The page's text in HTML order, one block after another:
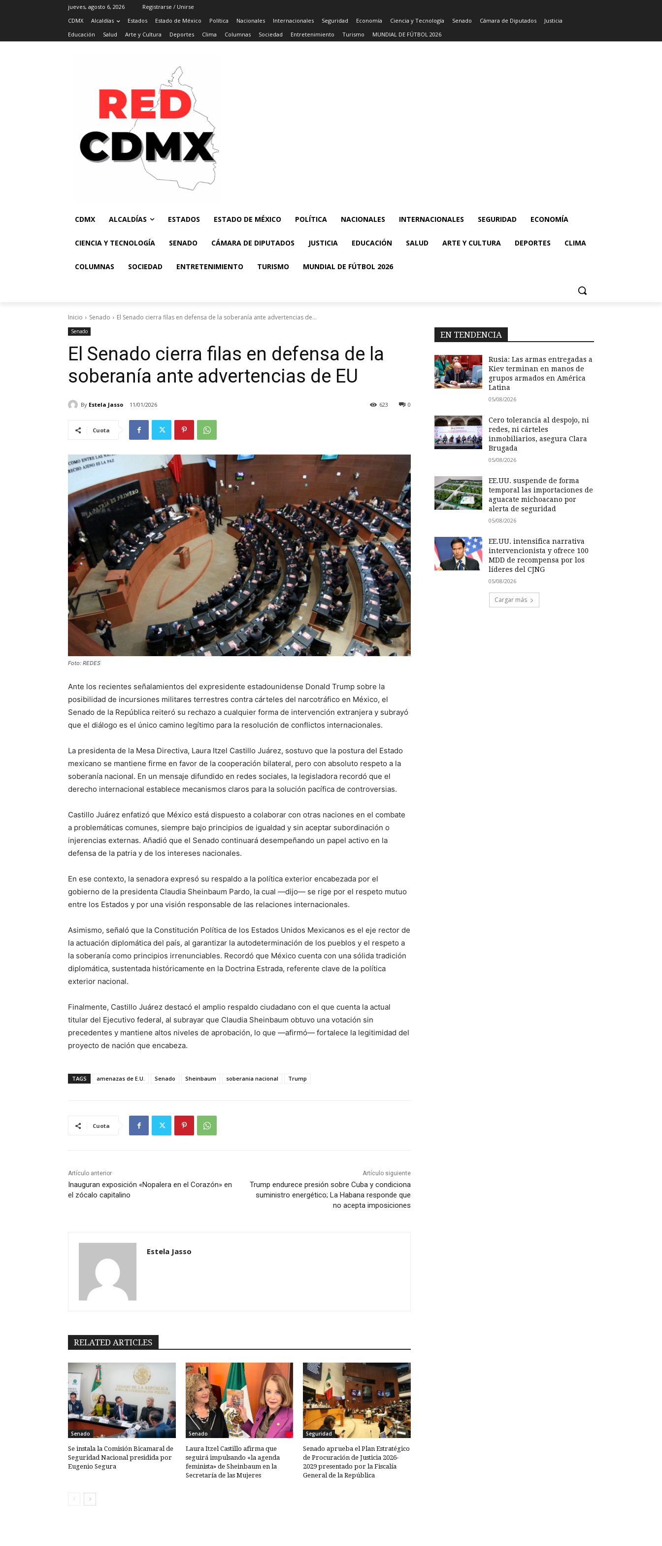
jueves, agosto 6, 2026
Registrarse / Unirse
CDMX
Alcaldías Estados Estado de México Política Nacionales Internacionales Seguridad Economía Ciencia y Tecnología Senado Cámara de Diputados
Justicia
Educación
Salud Arte y Cultura Deportes Clima Columnas Sociedad Entretenimiento Turismo MUNDIAL DE FÚTBOL 2026
CDMX ALCALDÍAS ESTADOS ESTADO DE MÉXICO POLÍTICA NACIONALES INTERNACIONALES SEGURIDAD ECONOMÍA
CIENCIA Y TECNOLOGÍA SENADO CÁMARA DE DIPUTADOS JUSTICIA EDUCACIÓN SALUD ARTE Y CULTURA DEPORTES CLIMA
COLUMNAS SOCIEDAD ENTRETENIMIENTO TURISMO MUNDIAL DE FÚTBOL 2026
Inicio Senado El Senado cierra filas en defensa de la soberanía ante advertencias de...
Senado
El Senado cierra filas en defensa de la
soberanía ante advertencias de EU
By Estela Jasso 11/01/2026 0
623
Cuota
Foto: REDES
Ante los recientes señalamientos del expresidente estadounidense Donald Trump sobre la
posibilidad de incursiones militares terrestres contra cárteles del narcotráfico en México, el
Senado de la República reiteró su rechazo a cualquier forma de intervención extranjera y subrayó
que el diálogo es el único camino legítimo para la resolución de conflictos internacionales.
La presidenta de la Mesa Directiva, Laura Itzel Castillo Juárez, sostuvo que la postura del Estado
mexicano se mantiene firme en favor de la cooperación bilateral, pero con absoluto respeto a la
soberanía nacional. En un mensaje difundido en redes sociales, la legisladora recordó que el
derecho internacional establece mecanismos claros para la solución pacífica de controversias.
Castillo Juárez enfatizó que México está dispuesto a colaborar con otras naciones en el combate
a problemáticas comunes, siempre bajo principios de igualdad y sin aceptar subordinación o
injerencias externas. Añadió que el Senado continuará desempeñando un papel activo en la
defensa de la patria y de los intereses nacionales.
En ese contexto, la senadora expresó su respaldo a la política exterior encabezada por el
gobierno de la presidenta Claudia Sheinbaum Pardo, la cual —dijo— se rige por el respeto mutuo
entre los Estados y por una visión responsable de las relaciones internacionales.
Asimismo, señaló que la Constitución Política de los Estados Unidos Mexicanos es el eje rector de
la actuación diplomática del país, al garantizar la autodeterminación de los pueblos y el respeto a
la soberanía como principios irrenunciables. Recordó que México cuenta con una sólida tradición
diplomática, sustentada históricamente en la Doctrina Estrada, referente clave de la política
exterior nacional.
Finalmente, Castillo Juárez destacó el amplio respaldo ciudadano con el que cuenta la actual
titular del Ejecutivo federal, al subrayar que Claudia Sheinbaum obtuvo una votación sin
precedentes y mantiene altos niveles de aprobación, lo que —afirmó— fortalece la legitimidad del
proyecto de nación que encabeza.
TAGS amenazas de E.U. Senado Sheinbaum soberania nacional Trump
Cuota
Artículo anterior
Inauguran exposición «Nopalera en el Corazón» en
el zócalo capitalino
Artículo siguiente
Trump endurece presión sobre Cuba y condiciona
suministro energético; La Habana responde que
no acepta imposiciones
Estela Jasso
RELATED ARTICLES
Senado
Se instala la Comisión Bicamaral de
Seguridad Nacional presidida por
Eugenio Segura
Senado
Laura Itzel Castillo afirma que
seguirá impulsando «la agenda
feminista» de Sheinbaum en la
Secretaría de las Mujeres
Seguridad
Senado aprueba el Plan Estratégico
de Procuración de Justicia 2026-
2029 presentado por la Fiscalía
General de la República
EN TENDENCIA
Rusia: Las armas entregadas a
Kiev terminan en manos de
grupos armados en América
Latina
05/08/2026
Cero tolerancia al despojo, ni
redes, ni cárteles
inmobiliarios, asegura Clara
Brugada
05/08/2026
EE.UU. suspende de forma
temporal las importaciones de
aguacate michoacano por
alerta de seguridad
05/08/2026
EE.UU. intensifica narrativa
intervencionista y ofrece 100
MDD de recompensa por los
líderes del CJNG
05/08/2026
Cargar más